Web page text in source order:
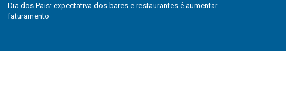
Dia dos Pais: expectativa dos bares e restaurantes é aumentar
faturamento